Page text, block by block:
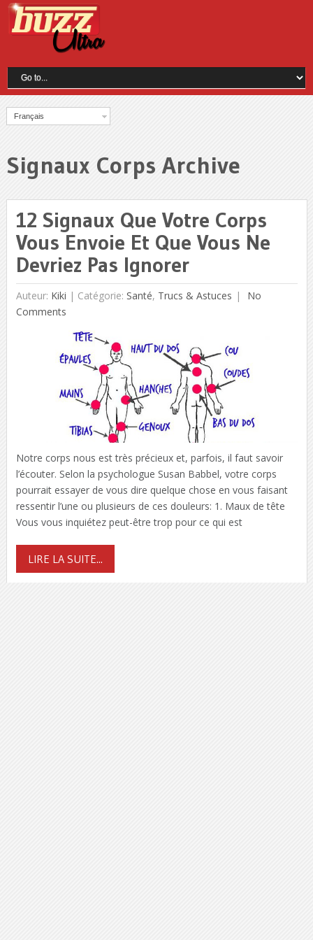
Français
Signaux Corps Archive
12 Signaux Que Votre Corps
Vous Envoie Et Que Vous Ne
Devriez Pas Ignorer
Auteur: Kiki | Catégorie: Santé, Trucs & Astuces
No
Comments
Notre corps nous est très précieux et, parfois, il faut savoir
l’écouter. Selon la psychologue Susan Babbel, votre corps
pourrait essayer de vous dire quelque chose en vous faisant
ressentir l’une ou plusieurs de ces douleurs: 1. Maux de tête
Vous vous inquiétez peut-être trop pour ce qui est
LIRE LA SUITE...